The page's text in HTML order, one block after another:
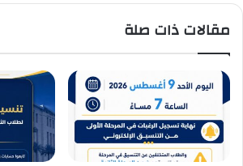
مقالات ذات صلة